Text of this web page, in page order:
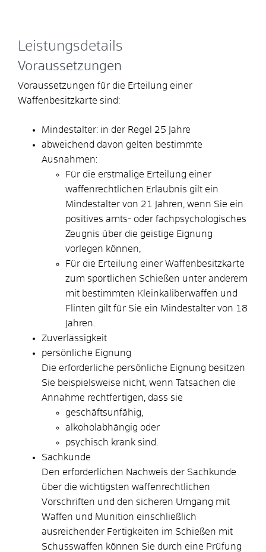
Leistungsdetails
Voraussetzungen
Voraussetzungen für die Erteilung einer
Waffenbesitzkarte sind:
Mindestalter: in der Regel 25 Jahre
abweichend davon gelten bestimmte
Ausnahmen:
Für die erstmalige Erteilung einer
waffenrechtlichen Erlaubnis gilt ein
Mindestalter von 21 Jahren, wenn Sie ein
positives amts- oder fachpsychologisches
Zeugnis über die geistige Eignung
vorlegen können,
Für die Erteilung einer Waffenbesitzkarte
zum sportlichen Schießen unter anderem
mit bestimmten Kleinkaliberwaffen und
Flinten gilt für Sie ein Mindestalter von 18
Jahren.
Zuverlässigkeit
persönliche Eignung
Die erforderliche persönliche Eignung besitzen
Sie beispielsweise nicht, wenn Tatsachen die
Annahme rechtfertigen, dass sie
geschäftsunfähig,
alkoholabhängig oder
psychisch krank sind.
Sachkunde
Den erforderlichen Nachweis der Sachkunde
über die wichtigsten waffenrechtlichen
Vorschriften und den sicheren Umgang mit
Waffen und Munition einschließlich
ausreichender Fertigkeiten im Schießen mit
Schusswaffen können Sie durch eine Prüfung